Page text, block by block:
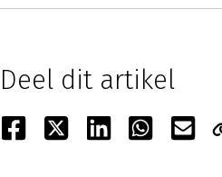
Deel dit artikel